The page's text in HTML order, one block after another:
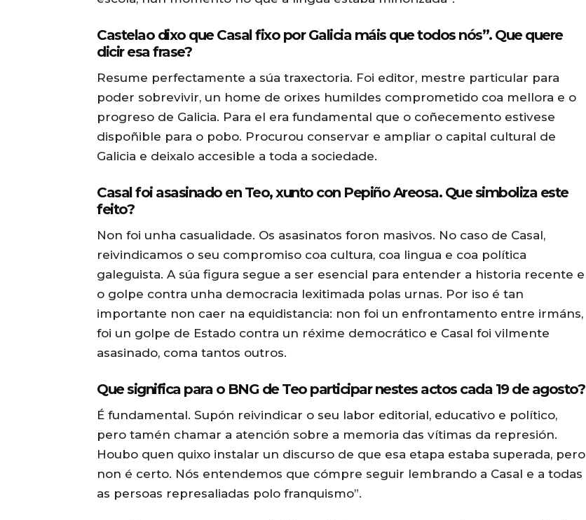
Castelao dixo que Casal fixo por Galicia máis que todos nós”. Que quere
dicir esa frase?
Resume perfectamente a súa traxectoria. Foi editor, mestre particular para
poder sobrevivir, un home de orixes humildes comprometido coa mellora e o
progreso de Galicia. Para el era fundamental que o coñecemento estivese
dispoñible para o pobo. Procurou conservar e ampliar o capital cultural de
Galicia e deixalo accesible a toda a sociedade.
Casal foi asasinado en Teo, xunto con Pepiño Areosa. Que simboliza este
feito?
Non foi unha casualidade. Os asasinatos foron masivos. No caso de Casal,
reivindicamos o seu compromiso coa cultura, coa lingua e coa política
galeguista. A súa figura segue a ser esencial para entender a historia recente e
o golpe contra unha democracia lexitimada polas urnas. Por iso é tan
importante non caer na equidistancia: non foi un enfrontamento entre irmáns,
foi un golpe de Estado contra un réxime democrático e Casal foi vilmente
asasinado, coma tantos outros.
Que significa para o BNG de Teo participar nestes actos cada 19 de agosto?
É fundamental. Supón reivindicar o seu labor editorial, educativo e político,
pero tamén chamar a atención sobre a memoria das vítimas da represión.
Houbo quen quixo instalar un discurso de que esa etapa estaba superada, pero
non é certo. Nós entendemos que cómpre seguir lembrando a Casal e a todas
as persoas represaliadas polo franquismo”.